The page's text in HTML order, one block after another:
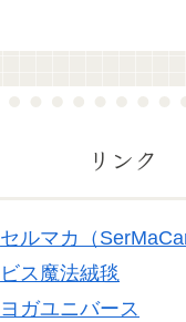
リンク
セルマカ（
ビス魔法絨毯
ヨガユニバース